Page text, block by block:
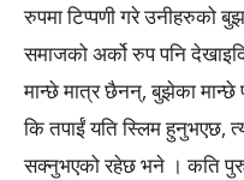
रुपमा टिप्पणी गरे उनीहरुको
समाजको अर्को रुप पनि
मान्छे मात्र छैनन्, बुझेका
कि तपाईं यति स्लिम हुनुभएछ,
सक्नुभएको रहेछ भने । कति